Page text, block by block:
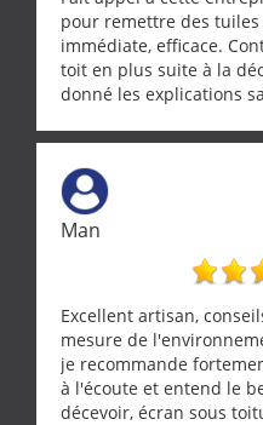
pour remettre des
immédiate, efficace.
toit en plus suite à la
donné les explications
Man
Excellent artisan,
mesure de
je recommande
à l'écoute et entend le
décevoir, écran sous